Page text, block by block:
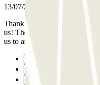
13/07/2026
Thank goodness we found an
us! The instructions were a
us to another member of staff